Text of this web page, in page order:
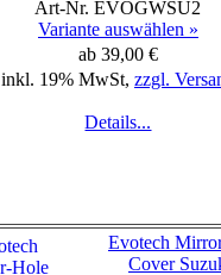
Art-Nr. EVOGWSU2
Variante auswählen »
ab 39,00 €
inkl. 19% MwSt, zzgl.
Details...
Evotech
Cover